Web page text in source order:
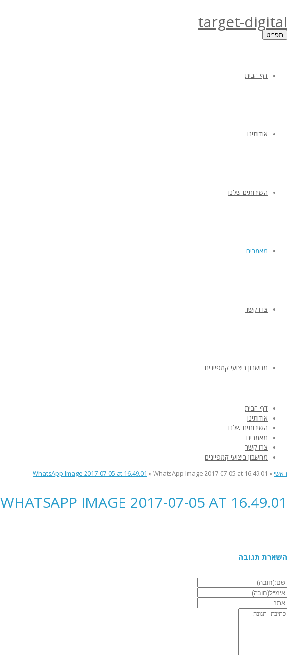
target-digital
תפריט
דף הבית
אודותינו
השירותים שלנו
מאמרים
צרו קשר
מחשבון ביצועי קמפיינים
דף הבית
אודותינו
השירותים שלנו
מאמרים
צרו קשר
מחשבון ביצועי קמפיינים
ראשי »
WhatsApp Image 2017-07-05 at 16.49.01 »WhatsApp Image 2017-07-05 at 16.49.01
WHATSAPP IMAGE 2017-07-05 AT 16.49.01
השארת תגובה